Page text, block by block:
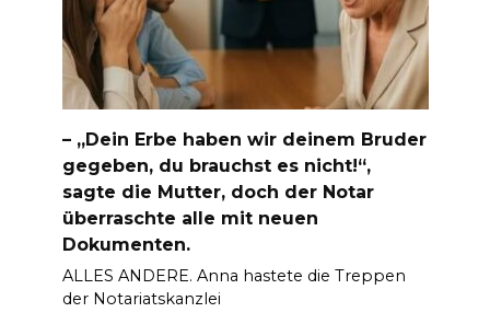
– „Dein Erbe haben wir deinem Bruder
gegeben, du brauchst es nicht!“,
sagte die Mutter, doch der Notar
überraschte alle mit neuen
Dokumenten.
ALLES ANDERE. Anna hastete die Treppen
der Notariatskanzlei